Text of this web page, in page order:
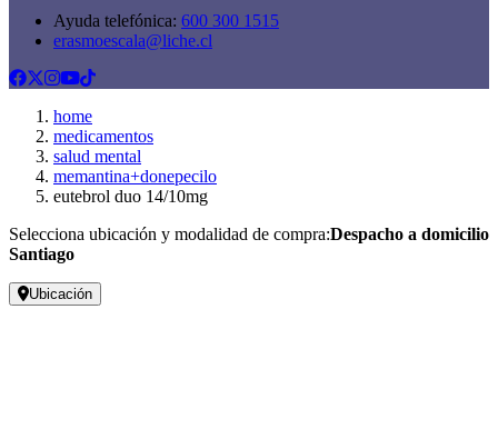
Ayuda telefónica: 600 300 1515
erasmoescala@liche.cl
home
medicamentos
salud mental
memantina+donepecilo
eutebrol duo 14/10mg
Selecciona ubicación y modalidad de compra:Despacho a domicilio
Santiago
Ubicación